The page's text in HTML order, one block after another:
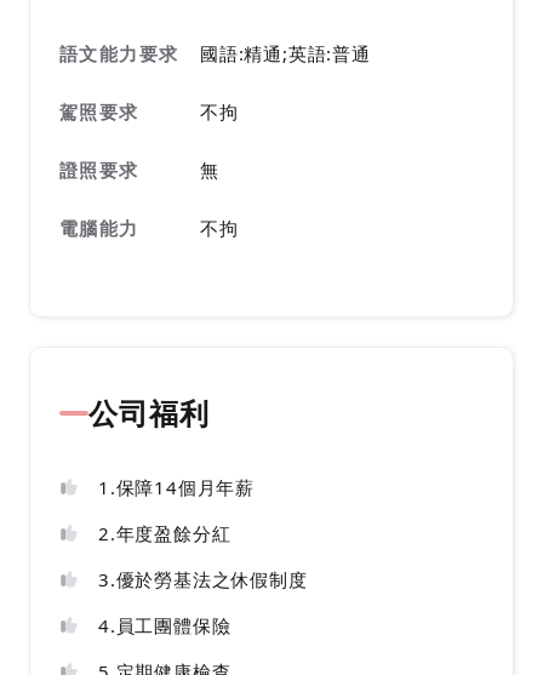
語文能力要求 國語:精通;英語:普通
駕照要求 不拘
證照要求 無
電腦能力 不拘
公司福利
1.保障14個月年薪
2.年度盈餘分紅
3.優於勞基法之休假制度
4.員工團體保險